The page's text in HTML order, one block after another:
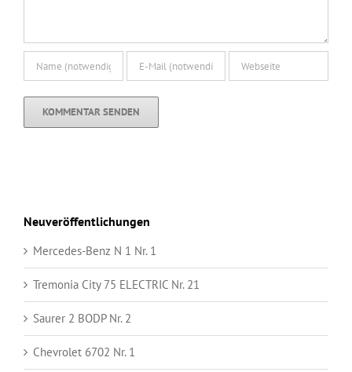
Neuveröffentlichungen
Mercedes-Benz N 1 Nr. 1
Tremonia City 75 ELECTRIC Nr. 21
Saurer 2 BODP Nr. 2
Chevrolet 6702 Nr. 1